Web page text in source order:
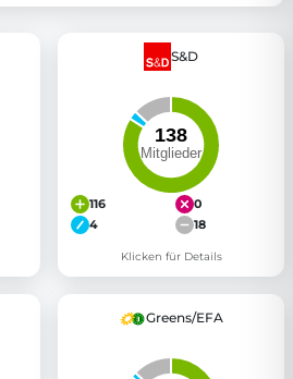
S&D
116
0
4
18
Klicken für Details
Greens/EFA